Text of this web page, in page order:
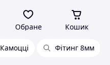
Обране Кошик
Камоцці Фітинг 8мм